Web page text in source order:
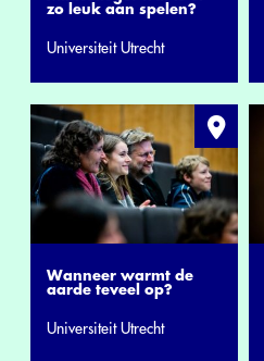
zo leuk aan spelen?
Universiteit Utrecht
Wanneer warmt de
aarde teveel op?
Universiteit Utrecht